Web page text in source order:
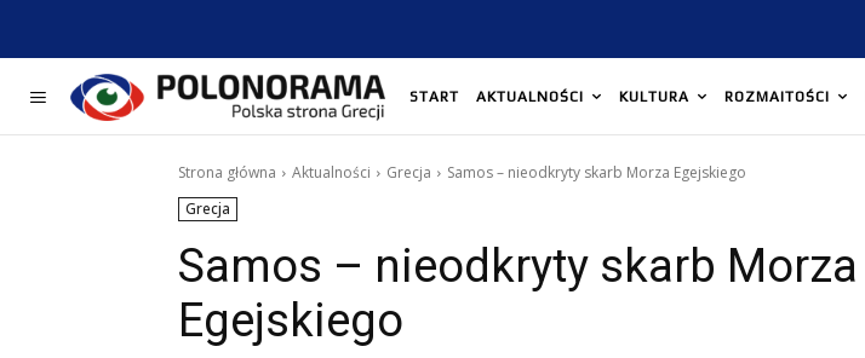
START AKTUALNOŚCI KULTURA ROZMAITOŚCI
Strona główna Aktualności Grecja
Samos – nieodkryty skarb Morza Egejskiego
Grecja
Samos – nieodkryty skarb Morza
Egejskiego